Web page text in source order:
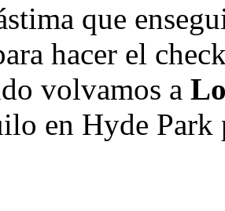
que
hacer el
volvamos a
en Hyde Park